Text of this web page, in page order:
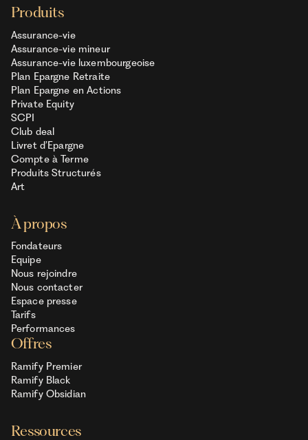
Produits
Assurance-vie
Assurance-vie mineur
Assurance-vie luxembourgeoise
Plan Epargne Retraite
Plan Epargne en Actions
Private Equity
SCPI
Club deal
Livret d’Epargne
Compte à Terme
Produits Structurés
Art
À propos
Fondateurs
Equipe
Nous rejoindre
Nous contacter
Espace presse
Tarifs
Performances
Offres
Ramify Premier
Ramify Black
Ramify Obsidian
Ressources